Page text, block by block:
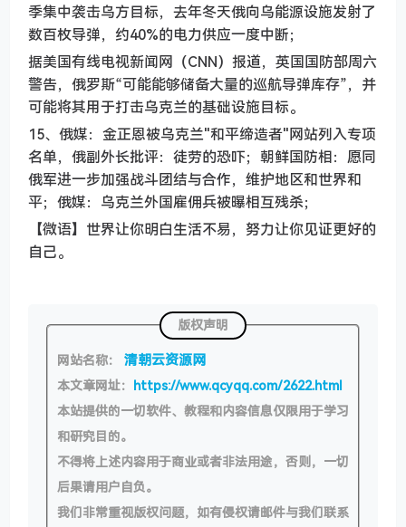
季集中袭击乌方目标，去年冬天俄向乌能源设施发射了
数百枚导弹，约40%的电力供应一度中断；
据美国有线电视新闻网（CNN）报道，英国国防部周六
警告，俄罗斯“可能能够储备大量的巡航导弹库存”，并
可能将其用于打击乌克兰的基础设施目标。
15、俄媒：金正恩被乌克兰"和平缔造者"网站列入专项
名单，俄副外长批评：徒劳的恐吓；朝鲜国防相：愿同
俄军进一步加强战斗团结与合作，维护地区和世界和
平；俄媒：乌克兰外国雇佣兵被曝相互残杀；
【微语】世界让你明白生活不易，努力让你见证更好的
自己。
版权声明
网站名称： 清朝云资源网
本文章网址： https://www.qcyqq.com/2622.html
本站提供的一切软件、教程和内容信息仅限用于学习
和研究目的。
不得将上述内容用于商业或者非法用途，否则，一切
后果请用户自负。
我们非常重视版权问题，如有侵权请邮件与我们联系